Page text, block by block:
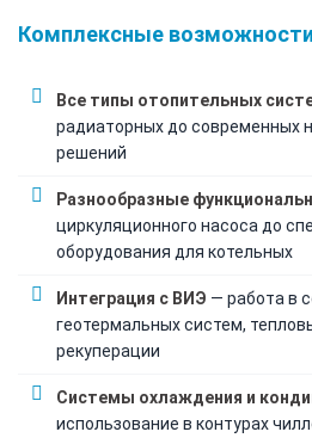
Комплексные возможности
Все типы отопительных
радиаторных до современных
решений
Разнообразные
циркуляционного насоса до
оборудования для котельных
Интеграция с ВИЭ — работа в
геотермальных систем,
рекуперации
Системы охлаждения и
использование в контурах